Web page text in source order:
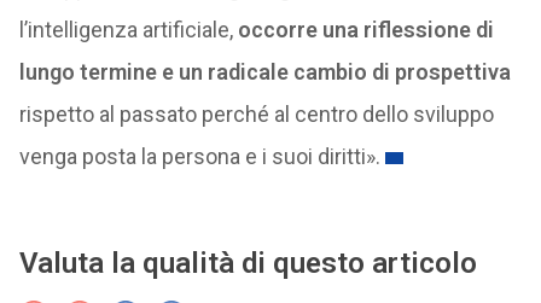
l’intelligenza artificiale,occorre una riflessione di
lungo termine e un radicale cambio di prospettiva
rispetto al passato perché al centro dello sviluppo
venga posta la persona e i suoi diritti».
Valuta la qualità di questo articolo